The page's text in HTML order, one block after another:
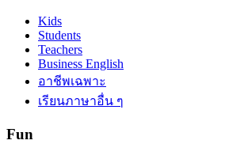
Kids
Students
Teachers
Business English
อาชีพเฉพาะ
เรียนภาษาอื่น ๆ
Fun